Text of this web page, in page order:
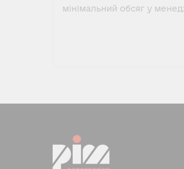
мінімальний обсяг у